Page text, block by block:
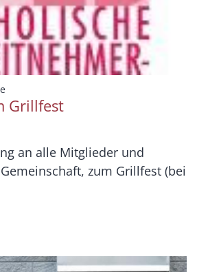
:
Grillfest
an alle Mitglieder und
zum Grillfest (bei